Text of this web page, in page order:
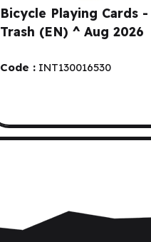
Bicycle Playing Cards -
Trash (EN) ^ Aug 2026
Code : INT130016530